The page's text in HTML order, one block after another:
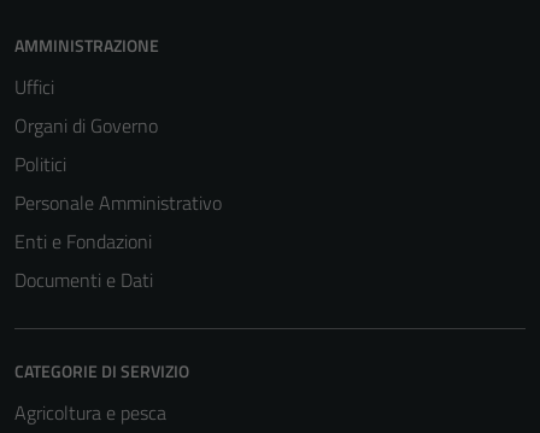
AMMINISTRAZIONE
Uffici
Organi di Governo
Politici
Personale Amministrativo
Enti e Fondazioni
Documenti e Dati
CATEGORIE DI SERVIZIO
Agricoltura e pesca